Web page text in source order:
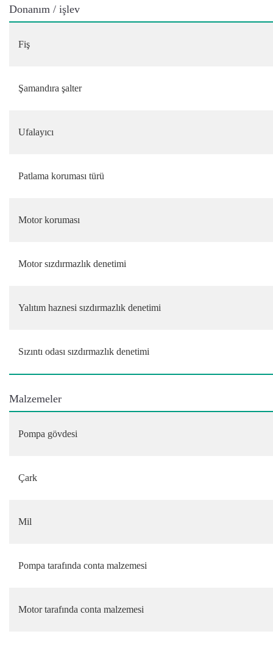
Donanım / işlev
Fiş
Şamandıra şalter
Ufalayıcı
Patlama koruması türü
Motor koruması
Motor sızdırmazlık denetimi
Yalıtım haznesi sızdırmazlık denetimi
Sızıntı odası sızdırmazlık denetimi
Malzemeler
Pompa gövdesi
Çark
Mil
Pompa tarafında conta malzemesi
Motor tarafında conta malzemesi